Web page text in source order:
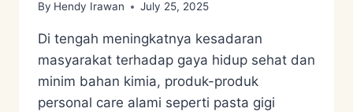
By Hendy Irawan July 25, 2025
Di tengah meningkatnya kesadaran
masyarakat terhadap gaya hidup sehat dan
minim bahan kimia, produk-produk
personal care alami seperti pasta gigi